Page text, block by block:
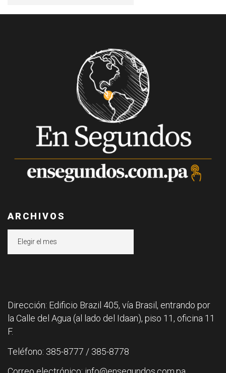
ARCHIVOS
Dirección: Edificio Brazil 405, vía Brasil, entrando por
la Calle del Agua (al lado del Idaan), piso 11, oficina 11
F.
Teléfono: 385-8777 / 385-8778